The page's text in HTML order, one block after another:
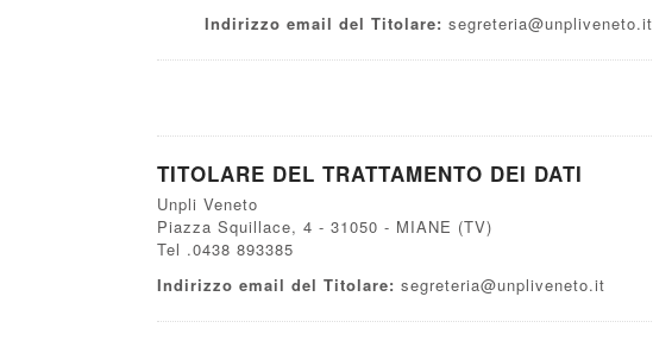
Indirizzo email del Titolare: segreteria@unpliveneto.it
TITOLARE DEL TRATTAMENTO DEI DATI
Unpli Veneto
Piazza Squillace, 4 - 31050 - MIANE (TV)
Tel .0438 893385
Indirizzo email del Titolare: segreteria@unpliveneto.it